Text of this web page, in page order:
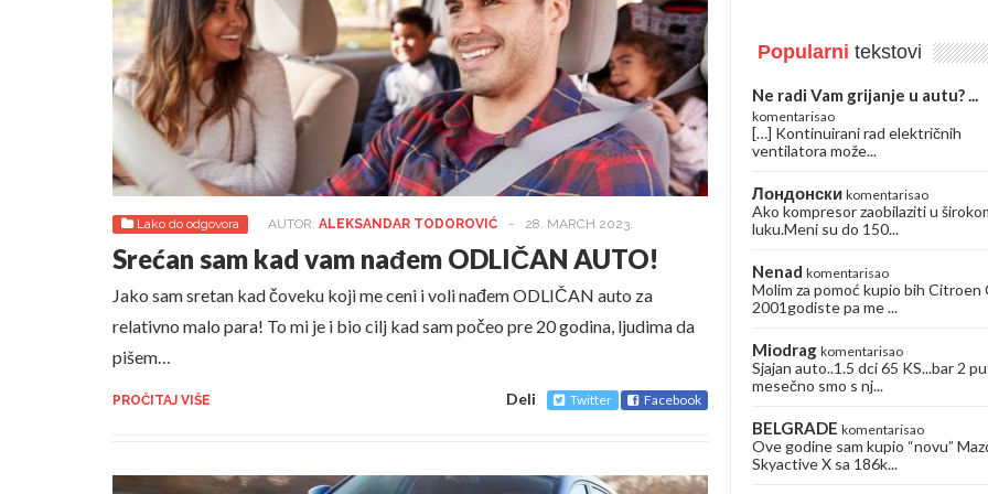
Lako do odgovora AUTOR: ALEKSANDAR TODOROVIĆ - 28. MARCH 2023.
Srećan sam kad vam nađem ODLIČAN AUTO!
Jako sam sretan kad čoveku koji me ceni i voli nađem ODLIČAN auto za
relativno malo para! To mi je i bio cilj kad sam počeo pre 20 godina, ljudima da
pišem…
PROČITAJ VIŠE Deli Twitter Facebook
Popularni tekstovi
Ne radi Vam grijanje u autu? ...
komentarisao
[…] Kontinuirani rad električnih
ventilatora može...
Лондонски komentarisao
Ako kompresor zaobilaziti u
luku.Meni su do 150...
Nenad komentarisao
Molim za pomoć kupio bih Citroen
2001godiste pa me ...
Miodrag komentarisao
Sjajan auto..1.5 dci 65 KS...bar 2
mesečno smo s nj...
BELGRADE komentarisao
Ove godine sam kupio “novu”
Skyactive X sa 186k...